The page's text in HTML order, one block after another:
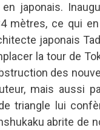
japonais.
mètres, ce qui
japonais
la tour de
des
mais aussi
triangle lui
abrite de